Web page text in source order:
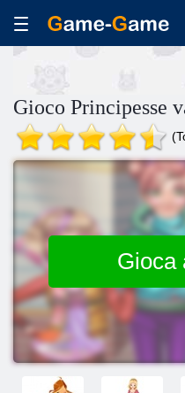
Gioco Principesse
Gioca